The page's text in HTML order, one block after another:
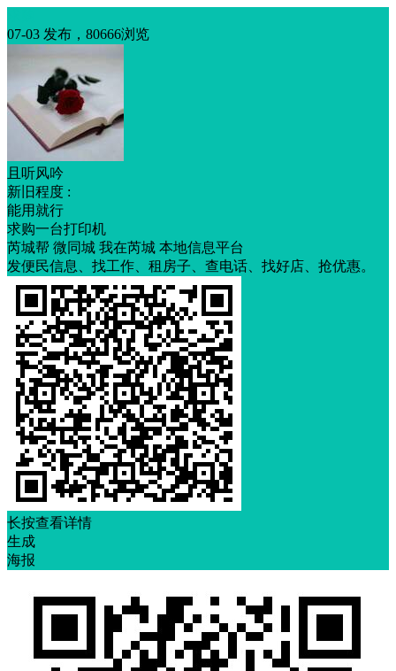
07-03 发布，80666浏览
且听风吟
新旧程度 :
能用就行
求购一台打印机
芮城帮 微同城 我在芮城 本地信息平台
发便民信息、找工作、租房子、查电话、找好店、抢优惠。
长按查看详情
生成
海报